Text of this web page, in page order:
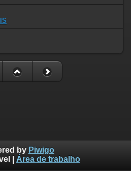
by Piwigo
Área de trabalho